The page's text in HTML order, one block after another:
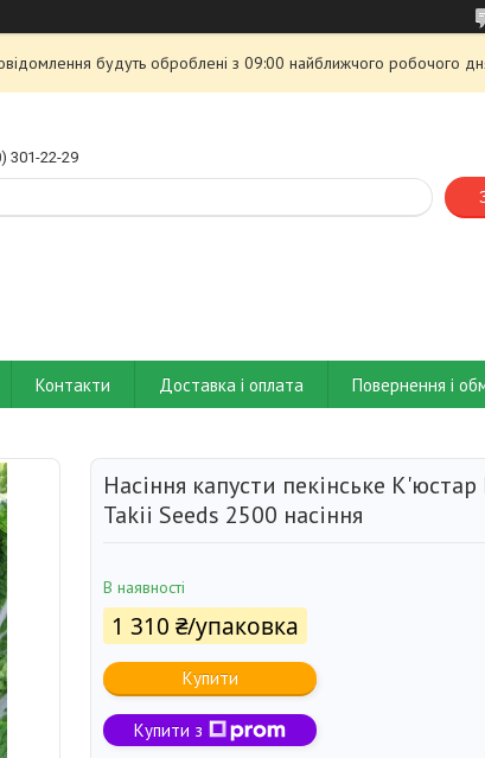
будуть оброблені з 09:00 найближчого робочого
301-22-29
Контакти Доставка і оплата Повернення і
Насіння капусти пекінське К'юстар
Takii Seeds 2500 насіння
В наявності
1 310 ₴/упаковка
Купити
Купити з